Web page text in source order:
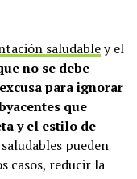
saludabley el
no se debe
para ignorar
que
y el estilo de
pueden
casos, reducir la